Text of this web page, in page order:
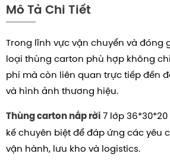
Mô Tả Chi Tiết
Trong lĩnh vực vận chuyển và đóng
loại thùng carton phù hợp không
phí mà còn liên quan trực tiếp đến
và hình ảnh thương hiệu.
Thùng carton nắp rời 7 lớp36*30*20
kế chuyên biệt để đáp ứng các yêu
vận hành, lưu kho và logistics.